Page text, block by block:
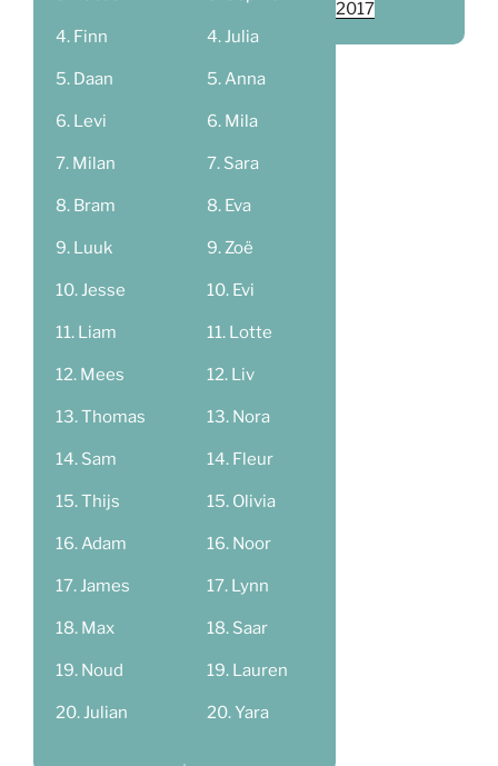
Finn
Daan
Levi
Milan
Bram
Luuk
Jesse
Liam
Mees
Thomas
Sam
Thijs
Adam
James
Max
Noud
Julian
Julia
Anna
Mila
Sara
Eva
Zoë
Evi
Lotte
Liv
Nora
Fleur
Olivia
Noor
Lynn
Saar
Lauren
Yara
2017